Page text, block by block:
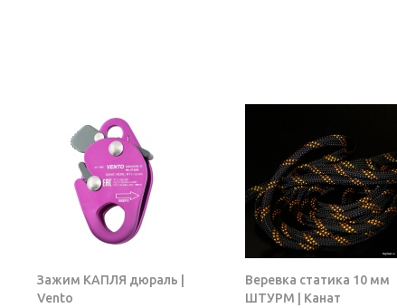
Зажим КАПЛЯ дюраль |
Vento
Веревка статика 10 мм
ШТУРМ | Канат